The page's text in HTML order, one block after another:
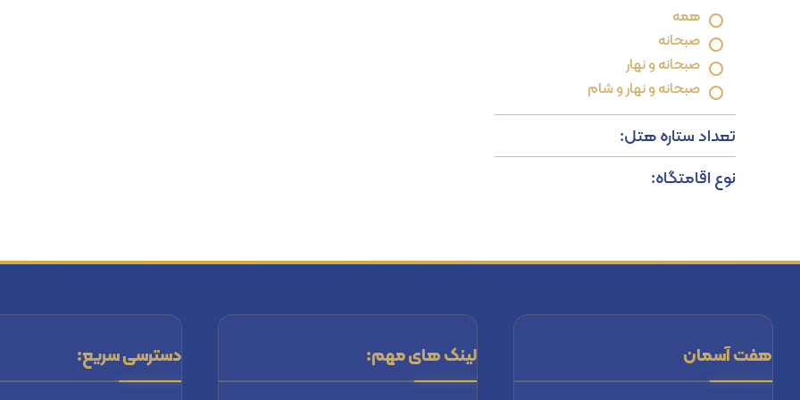
همه
صبحانه
صبحانه و نهار
صبحانه و نهار و شام
تعداد ستاره هتل:
نوع اقامتگاه:
هفت آسمان لینک های مهم: دسترسی سریع: